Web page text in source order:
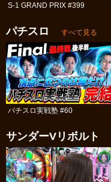
S-1 GRAND PRIX #399
パチスロ すべて見る
パチスロ実戦塾 #60
サンダーVリボルト